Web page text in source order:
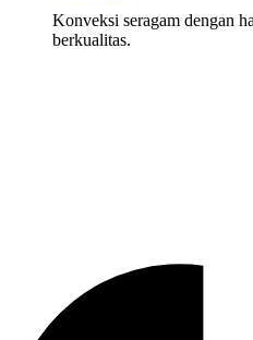
Konveksi seragam dengan
berkualitas.